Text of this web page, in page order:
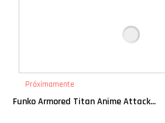
Próximamente
Funko Armored Titan Anime Attack...